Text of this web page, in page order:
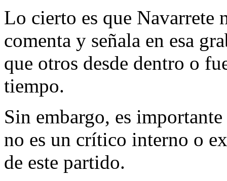
Lo cierto es que Navarrete
comenta y señala en esa
que otros desde dentro o
tiempo.
Sin embargo, es
no es un crítico interno o
de este partido.